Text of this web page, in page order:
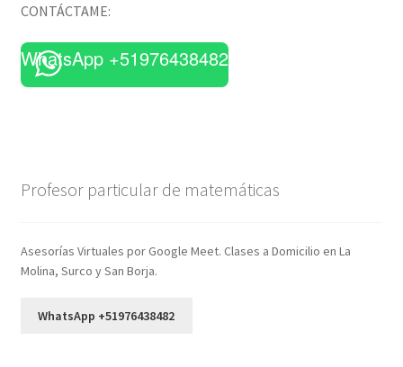
CONTÁCTAME:
WhatsApp +51976438482
Profesor particular de matemáticas
Asesorías Virtuales por Google Meet. Clases a Domicilio en La
Molina, Surco y San Borja.
WhatsApp +51976438482